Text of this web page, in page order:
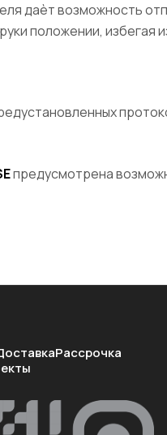
даѐт возможность
положении, избегая
предусмотрена
Рассрочка